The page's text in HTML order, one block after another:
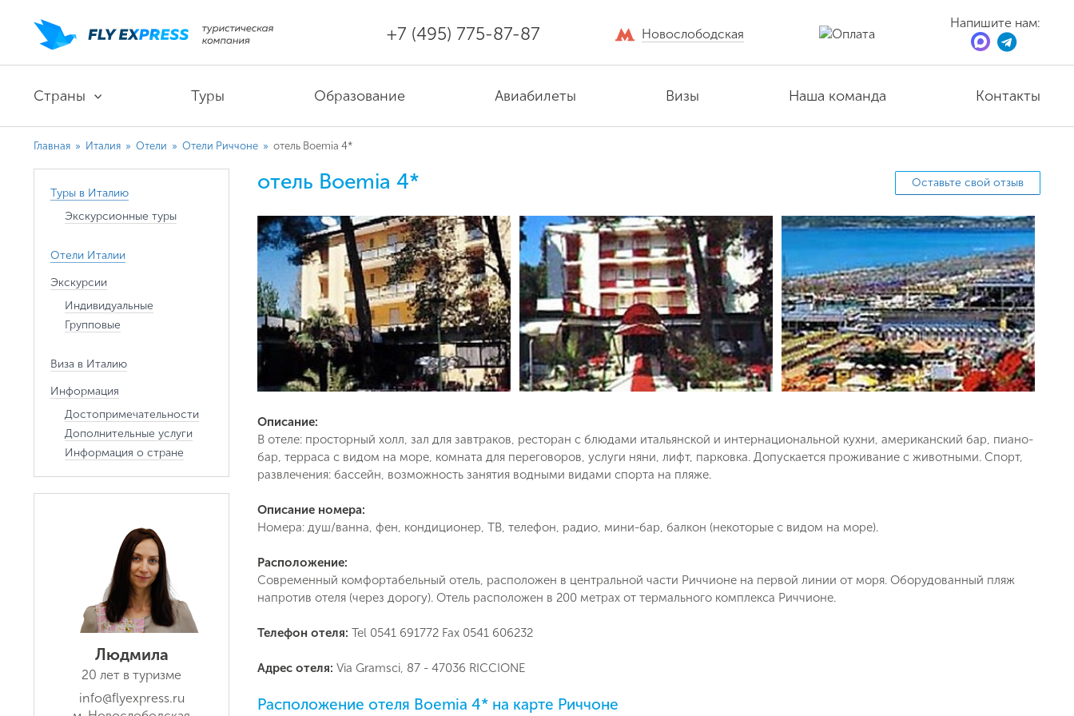
+7 (495) 775-87-87 Новослободская
Напишите нам:
Страны Туры Образование Авиабилеты Визы Наша команда Контакты
Наш менеджер свяжется с вами
в ближайшее время
выбранным критериям
Как Вас зовут?
Главная » Италия » Отели » Отели Риччоне » отель Boemia 4*
Туры в Италию
Экскурсионные туры
Отели Италии
Экскурсии
Индивидуальные
Групповые
Виза в Италию
Информация
Достопримечательности
Дополнительные услуги
Информация о стране
Людмила
20 лет в туризме
info@flyexpress.ru
Вопрос к менеджеру Людмила
Оставьте свой отзыв
отель Boemia 4*
Описание:
В отеле: просторный холл, зал для завтраков, ресторан с блюдами итальянской и интернациональной кухни, американский бар, пиано-
бар, терраса с видом на море, комната для переговоров, услуги няни, лифт, парковка. Допускается проживание с животными. Спорт,
развлечения: бассейн, возможность занятия водными видами спорта на пляже.
Описание номера:
Номера: душ/ванна, фен, кондиционер, ТВ, телефон, радио, мини-бар, балкон (некоторые с видом на море).
Расположение:
Современный комфортабельный отель, расположен в центральной части Риччионе на первой линии от моря. Оборудованный пляж
напротив отеля (через дорогу). Отель расположен в 200 метрах от термального комплекса Риччионе.
Телефон отеля: Tel 0541 691772 Fax 0541 606232
Адрес отеля: Via Gramsci, 87 - 47036 RICCIONE
Расположение отеля Boemia 4* на карте Риччоне